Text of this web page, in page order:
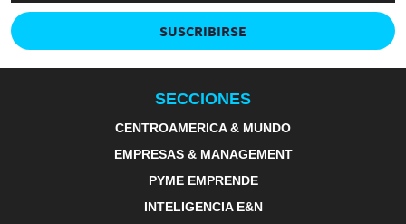
SUSCRIBIRSE
SECCIONES
CENTROAMERICA & MUNDO
EMPRESAS & MANAGEMENT
PYME EMPRENDE
INTELIGENCIA E&N